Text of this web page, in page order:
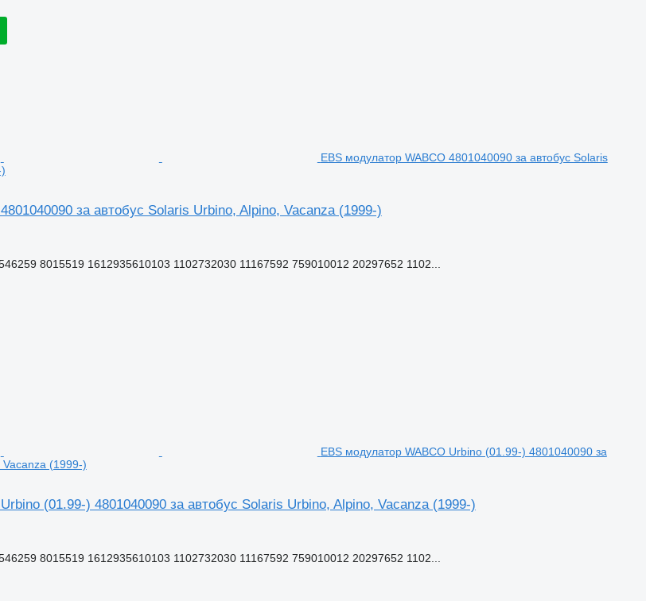
EBS модулатор WABCO 4801040090 за автобус Solaris
за автобус Solaris Urbino, Alpino, Vacanza (1999-)
8015519 1612935610103 1102732030 11167592 759010012 20297652 1102...
EBS модулатор WABCO Urbino (01.99-) 4801040090 за
Vacanza (1999-)
(01.99-) 4801040090 за автобус Solaris Urbino, Alpino, Vacanza (1999-)
8015519 1612935610103 1102732030 11167592 759010012 20297652 1102...